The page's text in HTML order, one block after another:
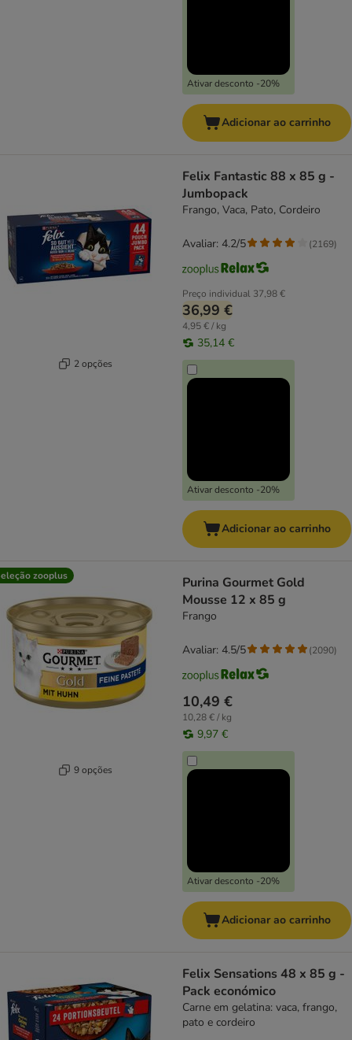
Ativar desconto -20%
Adicionar ao carrinho
2 opções
Felix Fantastic 88 x 85 g -
Jumbopack
Frango, Vaca, Pato, Cordeiro
Preço individual 37,98 €
36,99 €
4,95 € / kg
35,14 €
Ativar desconto -20%
Avaliar: 4.2/5 (2169)
Adicionar ao carrinho
zooplus
9 opções
Purina Gourmet Gold
Mousse 12 x 85 g
Frango
10,49 €
10,28 € / kg
9,97 €
Ativar desconto -20%
Avaliar: 4.5/5 (2090)
Adicionar ao carrinho
Felix Sensations 48 x 85 g -
Pack económico
Carne em gelatina: vaca, frango,
pato e cordeiro